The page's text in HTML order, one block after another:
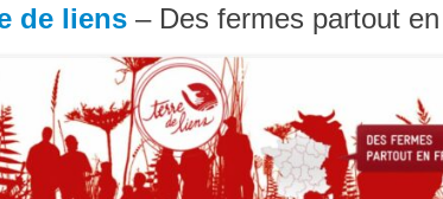
de liens – Des fermes partout